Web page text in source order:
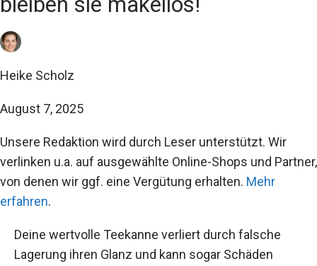
Heike Scholz
August 7, 2025
Unsere Redaktion wird durch Leser unterstützt. Wir
verlinken u.a. auf ausgewählte Online-Shops und Partner,
von denen wir ggf. eine Vergütung erhalten. Mehr
erfahren.
Deine wertvolle Teekanne verliert durch falsche
Lagerung ihren Glanz und kann sogar Schäden